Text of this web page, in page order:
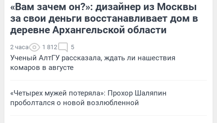
«Вам зачем он?»: дизайнер из Москвы
за свои деньги восстанавливает дом в
деревне Архангельской области
2 часа 1 812 5
Ученый АлтГУ рассказала, ждать ли нашествия
комаров в августе
«Четырех мужей потеряла»: Прохор Шаляпин
проболтался о новой возлюбленной